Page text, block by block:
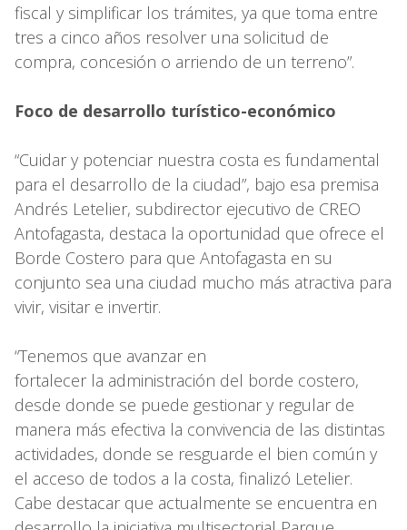
fiscal y simplificar los trámites, ya que toma entre
tres a cinco años resolver una solicitud de
compra, concesión o arriendo de un terreno”.
Foco de desarrollo turístico-económico
“Cuidar y potenciar nuestra costa es fundamental
para el desarrollo de la ciudad”, bajo esa premisa
Andrés Letelier, subdirector ejecutivo de CREO
Antofagasta, destaca la oportunidad que ofrece el
Borde Costero para que Antofagasta en su
conjunto sea una ciudad mucho más atractiva para
vivir, visitar e invertir.
“Tenemos que avanzar en
fortalecer la administración del borde costero,
desde donde se puede gestionar y regular de
manera más efectiva la convivencia de las distintas
actividades, donde se resguarde el bien común y
el acceso de todos a la costa, finalizó Letelier.
Cabe destacar que actualmente se encuentra en